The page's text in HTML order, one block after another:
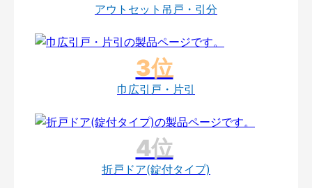
アウトセット吊戸・引分
巾広引戸・片引
折戸ドア(錠付タイプ)